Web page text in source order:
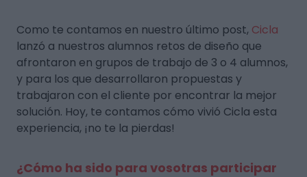
Como te contamos en nuestro último post, Cicla
lanzó a nuestros alumnos retos de diseño que
afrontaron en grupos de trabajo de 3 o 4 alumnos,
y para los que desarrollaron propuestas y
trabajaron con el cliente por encontrar la mejor
solución. Hoy, te contamos cómo vivió Cicla esta
experiencia, ¡no te la pierdas!
¿Cómo ha sido para vosotras participar